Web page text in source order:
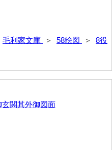
図
図
図
毛利家文庫 ＞ 58絵図 ＞ 8役
関其外御図面